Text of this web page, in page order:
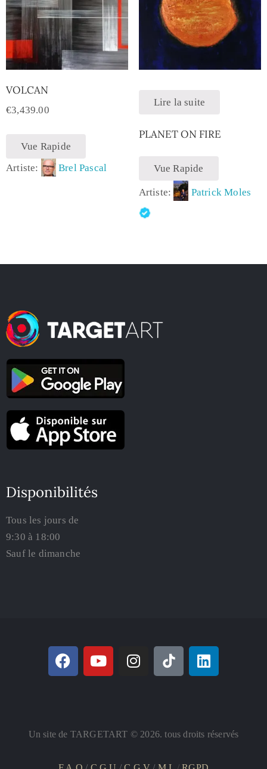
VOLCAN
€3,439.00
Vue Rapide
Artiste:
Brel Pascal
Lire la suite
PLANET ON FIRE
Vue Rapide
Artiste: Patrick Moles
Disponibilités
Tous les jours de
9:30 à 18:00
Sauf le dimanche
Un site de TARGETART © 2026. tous droits réservés